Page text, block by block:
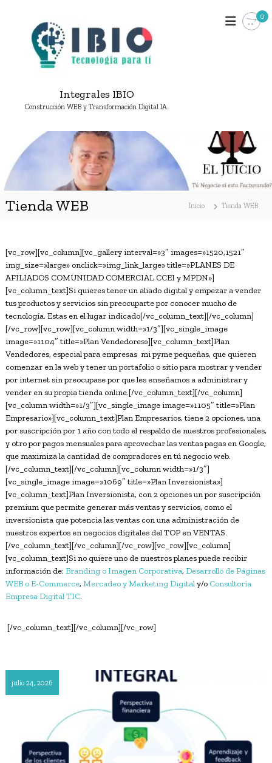
Integrales IBIO
Construcción WEB y Transformación Digital IA.
0
Tienda WEB Inicio Tienda WEB
[vc_row][vc_column][vc_gallery interval=»3″ images=»1520,1521″
img_size=»large» onclick=»img_link_large» title=»PLANES DE
AFILIADOS COMUNIDAD COMERCIAL CCEI y MPDN»]
[vc_column_text]Si quieres tener un aliado digital y empezar a vender
tus productos y servicios sin preocuparte por conocer mucho de
tecnología. Estas en el lugar indicado[/vc_column_text][/vc_column]
[/vc_row][vc_row][vc_column width=»1/3″][vc_single_image
image=»1104″ title=»Plan Vendedores»][vc_column_text]Plan
Vendedores, especial para empresas mi pyme pequeñas, que quieren
comenzar en la web y tener un portafolio o sitio para mostrar y vender
por internet sin preocupase por que les enseñamos a administrar y
vender en su propia tienda online.[/vc_column_text][/vc_column]
[vc_column width=»1/3″][vc_single_image image=»1105″ title=»Plan
Empresario»][vc_column_text]Plan Empresarios, tiene 2 opciones, una
por suscripción por 1 año con todo el respaldo de nuestros profesionales,
y otro por pagos mensuales para aprovechar las ventas pagas en Google,
que maximiza la cantidad de compradores en tú negocio web.
[/vc_column_text][/vc_column][vc_column width=»1/3″]
[vc_single_image image=»1069″ title=»Plan Inversionista»]
[vc_column_text]Plan Inversionista, con 2 opciones un por suscripción
premium que permite generar más ventas y servicios, como el
inversionista que potencia las ventas con una administración de
nuestros expertos en negocios digitales del TOP en VENTAS.
[/vc_column_text][/vc_column][/vc_row][vc_row][vc_column]
[vc_column_text]Si no quiere uno de nuestros planes puede recibir
información de: Branding o Imagen Corporativa, Desarrollo de Páginas
WEB o E-Commerce, Mercadeo y Marketing Digitaly/o Consultoría
Empresa Digital TIC.
[/vc_column_text][/vc_column][/vc_row]
julio 24, 2026